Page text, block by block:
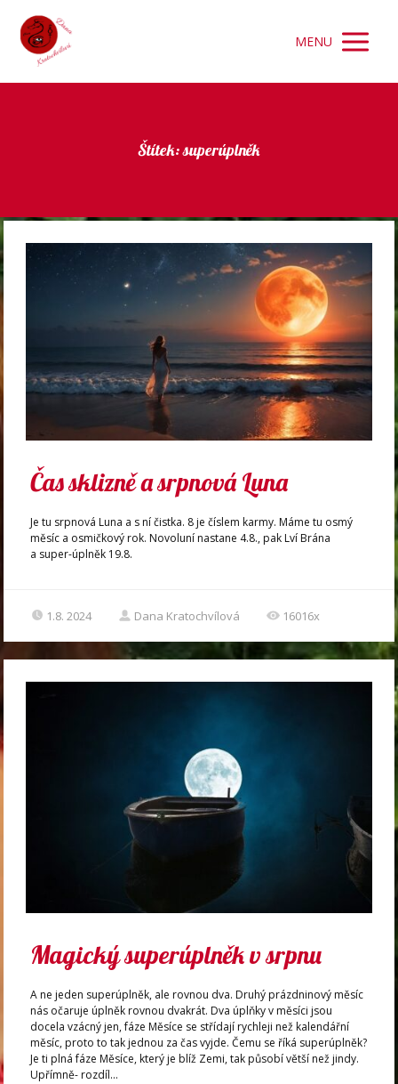
MENU
Štítek: superúplněk
Čas sklizně a srpnová Luna
Je tu srpnová Luna a s ní čistka. 8 je číslem karmy. Máme tu osmý
měsíc a osmičkový rok. Novoluní nastane 4.8., pak Lví Brána
a super-úplněk 19.8.
1.8. 2024 Dana Kratochvílová 16016x
Magický superúplněk v srpnu
A ne jeden superúplněk, ale rovnou dva. Druhý prázdninový měsíc
nás očaruje úplněk rovnou dvakrát. Dva úplňky v měsíci jsou
docela vzácný jen, fáze Měsíce se střídají rychleji než kalendářní
měsíc, proto to tak jednou za čas vyjde. Čemu se říká superúplněk?
Je ti plná fáze Měsíce, který je blíž Zemi, tak působí větší než jindy.
Upřímně- rozdíl...